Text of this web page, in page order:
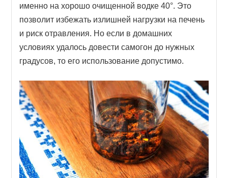
именно на хорошо очищенной водке 40°. Это
позволит избежать излишней нагрузки на печень
и риск отравления. Но если в домашних
условиях удалось довести самогон до нужных
градусов, то его использование допустимо.